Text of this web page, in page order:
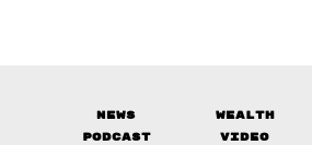
News Wealth
Podcast
Video